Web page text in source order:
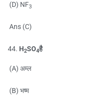
(D) NF3
Ans (C)
H2SO4है
(A) अम्ल
(B) भष्म